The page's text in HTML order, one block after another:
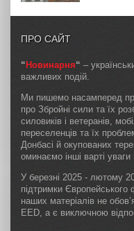
ПРО САЙТ
“ Новинарня“ –
важливих подій.
Ми пишемо насамперед
про Збройні сили та їх
силовиків і ветеранів,
переселенців та їх
Донбасі й окупованих
оминаємо інші варті уваги
У березні 2025 - лютому
підтримки
наших матеріалів не
EED, а є виключною